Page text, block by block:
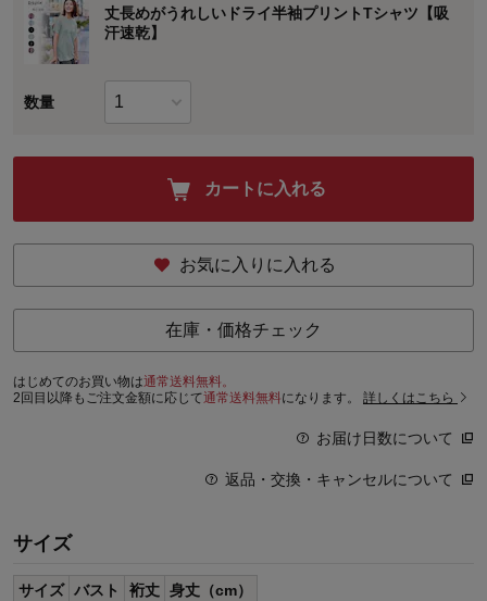
丈長めがうれしいドライ半袖プリントTシャツ【吸
汗速乾】
数量
カートに入れる
お気に入りに入れる
在庫・価格チェック
はじめてのお買い物は通常送料無料。
2回目以降もご注文金額に応じて通常送料無料になります。 詳しくはこちら
お届け日数について
返品・交換・キャンセルについて
サイズ
サイズ バスト 裄丈 身丈（cm）